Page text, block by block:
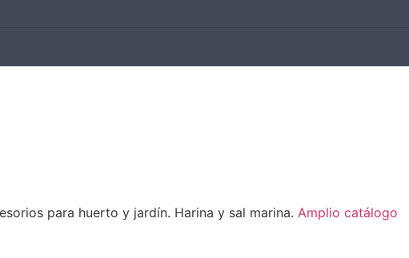
para huerto y jardín. Harina y sal marina. Amplio catálogo